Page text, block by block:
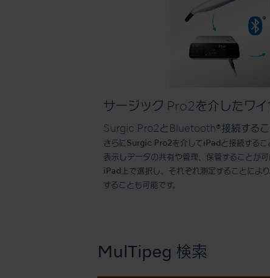
サージック Pro2を介したワ
Surgic Pro2とBluetooth®接続するこ
さらにSurgic Pro2を介してiPadと接続する
表示しデータの共有や管理、保管することが
iPad上で選択し、それぞれ測定することによ
することも可能です。
MulTipeg 検索